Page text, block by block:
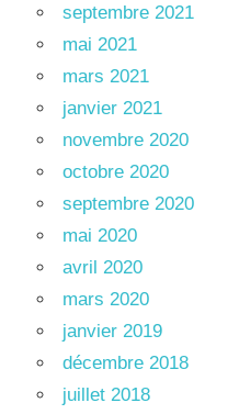
septembre 2021
mai 2021
mars 2021
janvier 2021
novembre 2020
octobre 2020
septembre 2020
mai 2020
avril 2020
mars 2020
janvier 2019
décembre 2018
juillet 2018